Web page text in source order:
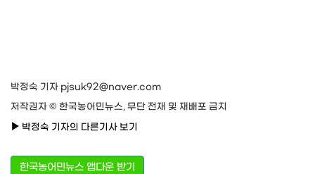
박정숙 기자 pjsuk92@naver.com
저작권자 © 한국농어민뉴스, 무단 전재 및 재배포 금지
박정숙 기자의 다른기사 보기
한국농어민뉴스 앱다운 받기